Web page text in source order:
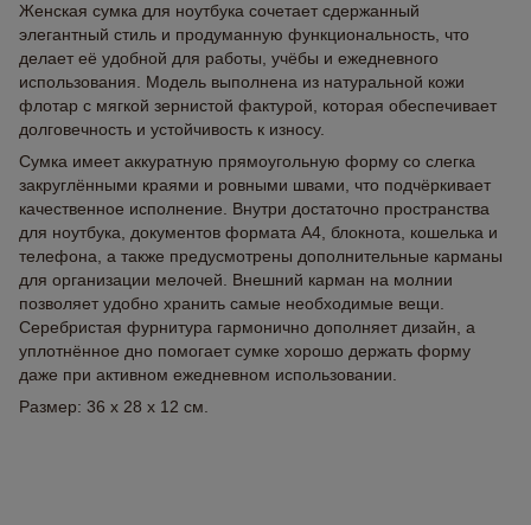
Женская сумка для ноутбука сочетает сдержанный
элегантный стиль и продуманную функциональность, что
делает её удобной для работы, учёбы и ежедневного
использования. Модель выполнена из натуральной кожи
флотар с мягкой зернистой фактурой, которая обеспечивает
долговечность и устойчивость к износу.
Сумка имеет аккуратную прямоугольную форму со слегка
закруглёнными краями и ровными швами, что подчёркивает
качественное исполнение. Внутри достаточно пространства
для ноутбука, документов формата А4, блокнота, кошелька и
телефона, а также предусмотрены дополнительные карманы
для организации мелочей. Внешний карман на молнии
позволяет удобно хранить самые необходимые вещи.
Серебристая фурнитура гармонично дополняет дизайн, а
уплотнённое дно помогает сумке хорошо держать форму
даже при активном ежедневном использовании.
Размер: 36 x 28 x 12 см.